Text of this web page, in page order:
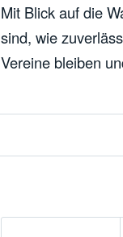
Mit Blick auf die
sind, wie
Vereine bleiben